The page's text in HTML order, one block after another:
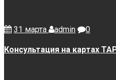
31 марта admin 0
Консультация на картах